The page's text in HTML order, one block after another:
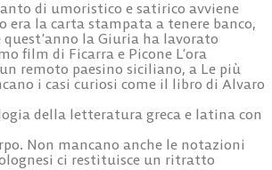
di umoristico e satirico avviene
la carta stampata a tenere banco,
la Giuria ha lavorato
film di Ficarra e Picone L’ora
remoto paesino siciliano, a Le più
i casi curiosi come il libro di Alvaro
della letteratura greca e latina con
Non mancano anche le notazioni
ci restituisce un ritratto